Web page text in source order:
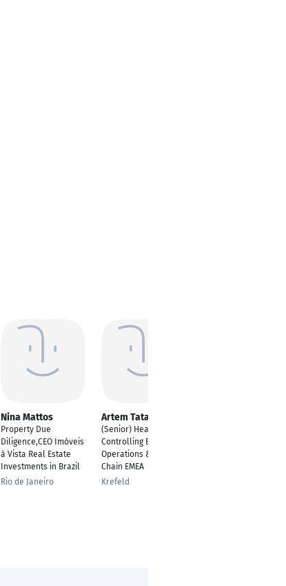
Nina Mattos
Property Due
Diligence,CEO Imóveis
à Vista Real Estate
Investments in Brazil
Rio de Janeiro
Artem Tatarynskyy
(Senior) Head of
Controlling Business
Operations & Supply
Chain EMEA
Krefeld